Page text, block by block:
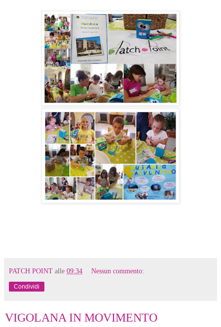
PATCH POINT alle 09:34 Nessun commento:
Condividi
VIGOLANA IN MOVIMENTO